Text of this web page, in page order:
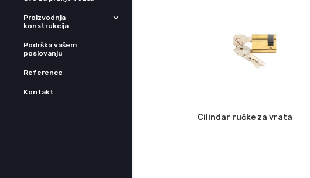
Proizvodnja
konstrukcija
Podrška vašem
poslovanju
Reference
Kontakt
Cilindar ručke za vrata